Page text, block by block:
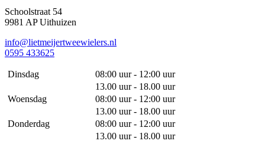
Schoolstraat 54
9981 AP Uithuizen
info@lietmeijertweewielers.nl
0595 433625
Dinsdag
08:00 uur - 12:00 uur
13.00 uur - 18.00 uur
Woensdag
08:00 uur - 12:00 uur
13.00 uur - 18.00 uur
Donderdag
08:00 uur - 12:00 uur
13.00 uur - 18.00 uur